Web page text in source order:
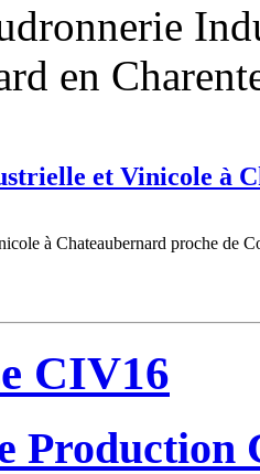
en
et Vinicole à
à Chateaubernard proche de
CIV16
Production